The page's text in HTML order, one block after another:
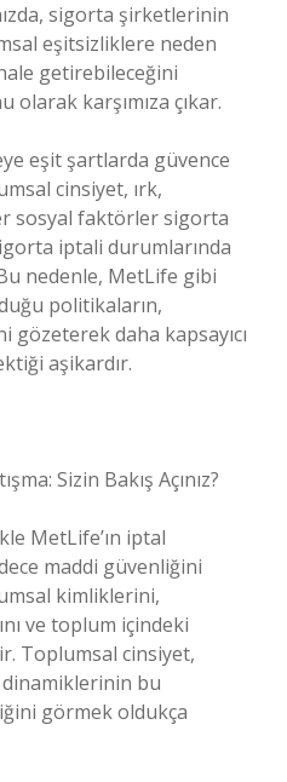
sigorta şirketlerinin
eşitsizliklere neden
getirebileceğini
karşımıza çıkar.
eşit şartlarda güvence
cinsiyet, ırk,
sosyal faktörler sigorta
iptali durumlarında
nedenle, MetLife gibi
politikaların,
daha kapsayıcı
aşikardır.
Sizin Bakış Açınız?
MetLife’ın iptal
maddi güvenliğini
kimliklerini,
ve toplum içindeki
Toplumsal cinsiyet,
bu
görmek oldukça